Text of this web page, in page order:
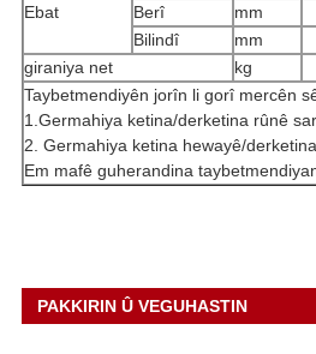
Ebat
Berî
mm
Bilindî
mm
giraniya net
kg
Taybetmendiyên jorîn li gorî mercên
1.Germahiya ketina/derketina rûnê
2. Germahiya ketina hewayê/
Em mafê guherandina
PAKKIRIN Û VEGUHASTIN